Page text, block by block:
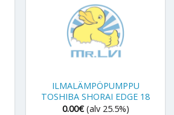
ILMALÄMPÖPUMPPU
TOSHIBA SHORAI EDGE 18
0.00€ (alv 25.5%)